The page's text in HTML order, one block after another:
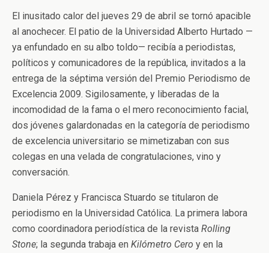
El inusitado calor del jueves 29 de abril se tornó apacible
al anochecer. El patio de la Universidad Alberto Hurtado —
ya enfundado en su albo toldo— recibía a periodistas,
políticos y comunicadores de la república, invitados a la
entrega de la séptima versión del Premio Periodismo de
Excelencia 2009. Sigilosamente, y liberadas de la
incomodidad de la fama o el mero reconocimiento facial,
dos jóvenes galardonadas en la categoría de periodismo
de excelencia universitario se mimetizaban con sus
colegas en una velada de congratulaciones, vino y
conversación.
Daniela Pérez y Francisca Stuardo se titularon de
periodismo en la Universidad Católica. La primera labora
como coordinadora periodística de la revista Rolling
Stone; la segunda trabaja en Kilómetro Cero y en la